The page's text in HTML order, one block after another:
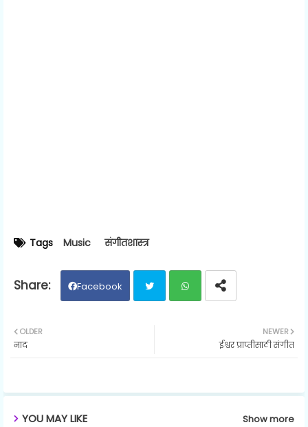
Tags Music संगीतशास्त्र
Facebook
NEWER
ईश्वर प्राप्तीसाठी संगीत
OLDER
नाद
YOU MAY LIKE Show more